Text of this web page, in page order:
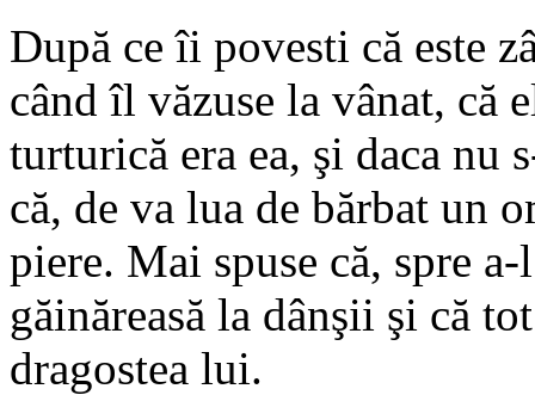
După ce îi povesti că este
când îl văzuse la vânat, că
turturică era ea, şi daca nu
că, de va lua de bărbat un
piere. Mai spuse că, spre
găinăreasă la dânşii şi că
dragostea lui.